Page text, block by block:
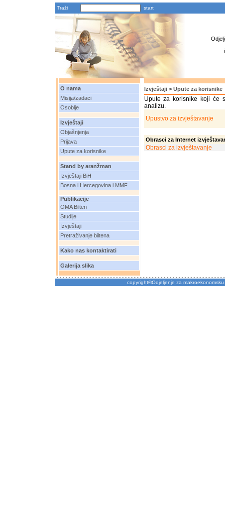
Traži
O nama
Misija/zadaci
Osoblje
Izvještaji
Objašnjenja
Prijava
Upute za korisnike
Stand by aranžman
Izvještaji BiH
Bosna i Hercegovina i MMF
Publikacije
OMA Bilten
Studije
Izvještaji
Pretraživanje biltena
Kako nas kontaktirati
Galerija slika
Izvještaji > Upute za korisnike
Upute za korisnike koji će
analizu.
Upustvo za izvještavanje
Obrasci za Internet
Obrasci za izvještavanje
copyright©Odjeljenje za